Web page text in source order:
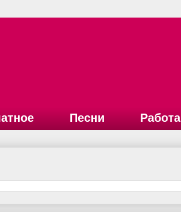
Песни Работа